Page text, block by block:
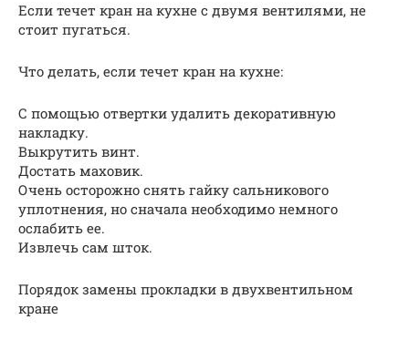
Если течет кран на кухне с двумя вентилями, не
стоит пугаться.
Что делать, если течет кран на кухне:
С помощью отвертки удалить декоративную
накладку.
Выкрутить винт.
Достать маховик.
Очень осторожно снять гайку сальникового
уплотнения, но сначала необходимо немного
ослабить ее.
Извлечь сам шток.
Порядок замены прокладки в двухвентильном
кране